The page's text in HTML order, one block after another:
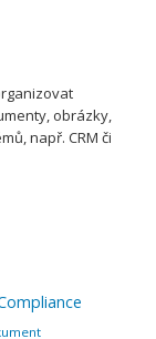
obrázky,
např. CRM či